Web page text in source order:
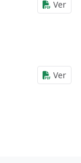
Ver
Ver